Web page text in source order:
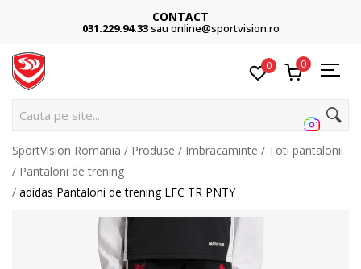
CONTACT
031.229.94.33sau online@sportvision.ro
0 0
Cauta pe site...
SportVision Romania Produse Imbracaminte
Toti pantalonii
Pantaloni de trening
adidas Pantaloni de trening LFC TR PNTY